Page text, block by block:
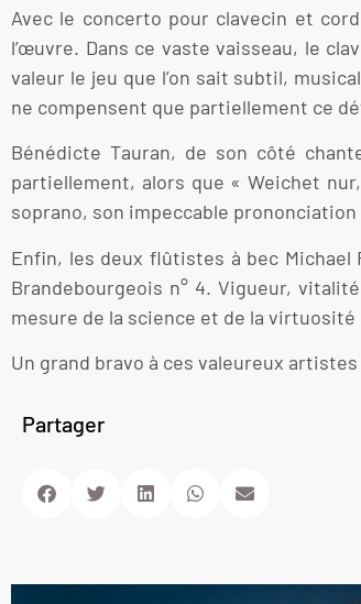
Avec le concerto pour clavecin et
l’œuvre. Dans ce vaste vaisseau, le
valeur le jeu que l’on sait subtil,
ne compensent que partiellement ce
Bénédicte Tauran, de son côté
partiellement, alors que « Weichet
soprano, son impeccable
Enfin, les deux flûtistes à bec
Brandebourgeois n° 4. Vigueur,
mesure de la science et de la virtuosité
Un grand bravo à ces valeureux
Partager